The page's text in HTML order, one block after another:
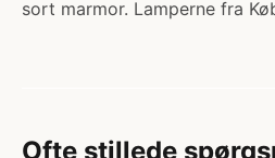
sort marmor. Lamperne fra
Ofte stillede